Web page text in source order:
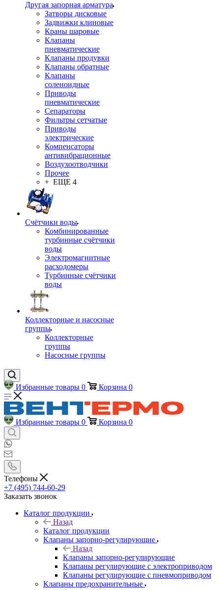
Другая запорная арматура
Затворы дисковые
Задвижки клиновые
Краны шаровые
Клапаны
пневматические
Клапаны продувки
Клапаны обратные
Клапаны
соленоидные
Приводы
пневматические
Сепараторы
Фильтры сетчатые
Приводы
электрические
Компенсаторы
антивибрационные
Воздухоотводчики
Прочее
+ ЕЩЕ 4
Счётчики воды
Комбинированные
турбинные счётчики
воды
Электромагнитные
расходомеры
Турбинные счётчики
воды
Коллекторные и насосные
группы
Коллекторные
группы
Насосные группы
Избранные товары 0 Корзина 0
Избранные товары 0 Корзина 0
Телефоны
+7 (495) 744-60-29
Заказать звонок
Каталог продукции
Назад
Каталог продукции
Клапаны запорно-регулирующие
Назад
Клапаны запорно-регулирующие
Клапаны регулирующие с электроприводом
Клапаны регулирующие с пневмоприводом
Клапаны предохранительные